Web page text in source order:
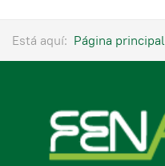
Está aquí: Página principal